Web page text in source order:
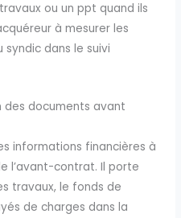
ou un ppt quand ils
à mesurer les
dans le suivi
documents avant
informations financières à
l’avant-contrat. Il porte
travaux, le fonds de
de charges dans la